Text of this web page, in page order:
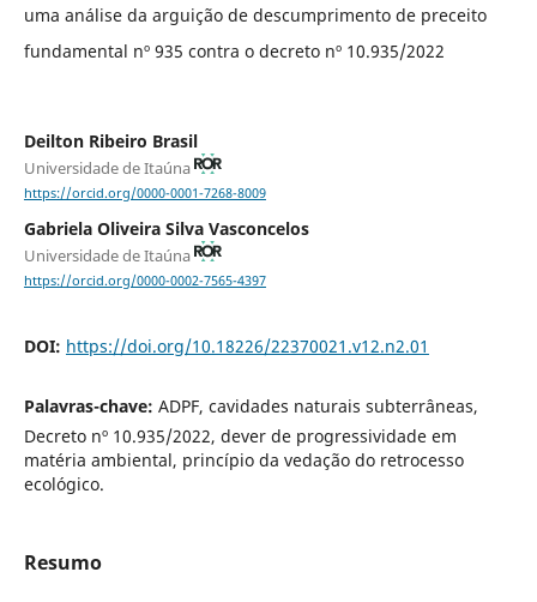
uma análise da arguição de descumprimento de preceito
fundamental nº 935 contra o decreto nº 10.935/2022
Deilton Ribeiro Brasil
Universidade de Itaúna
https://orcid.org/0000-0001-7268-8009
Gabriela Oliveira Silva Vasconcelos
Universidade de Itaúna
https://orcid.org/0000-0002-7565-4397
DOI: https://doi.org/10.18226/22370021.v12.n2.01
Palavras-chave: ADPF, cavidades naturais subterrâneas,
Decreto nº 10.935/2022, dever de progressividade em
matéria ambiental, princípio da vedação do retrocesso
ecológico.
Resumo